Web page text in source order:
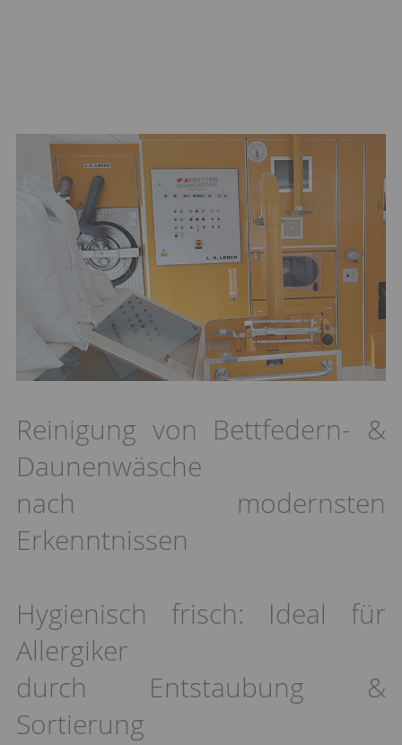
Reinigung von Bettfedern- &
Daunenwäsche
nach modernsten
Erkenntnissen
Hygienisch frisch: Ideal für
Allergiker
durch Entstaubung &
Sortierung